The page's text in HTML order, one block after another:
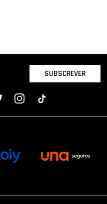
SUBSCREVER